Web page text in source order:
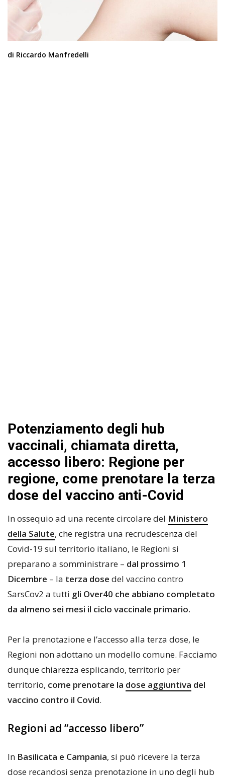
di Riccardo Manfredelli
Potenziamento degli hub
vaccinali, chiamata diretta,
accesso libero: Regione per
regione, come prenotare la terza
dose del vaccino anti-Covid
In ossequio ad una recente circolare del Ministero
della Salute, che registra una recrudescenza del
Covid-19 sul territorio italiano, le Regioni si
preparano a somministrare – dal prossimo 1
Dicembre – la terza dose del vaccino contro
SarsCov2 a tutti gli Over40 che abbiano completato
da almeno sei mesi il ciclo vaccinale primario.
Per la prenotazione e l’accesso alla terza dose, le
Regioni non adottano un modello comune. Facciamo
dunque chiarezza esplicando, territorio per
territorio, come prenotare la dose aggiuntiva del
vaccino contro il Covid.
Regioni ad “accesso libero”
In Basilicata e Campania, si può ricevere la terza
dose recandosi senza prenotazione in uno degli hub